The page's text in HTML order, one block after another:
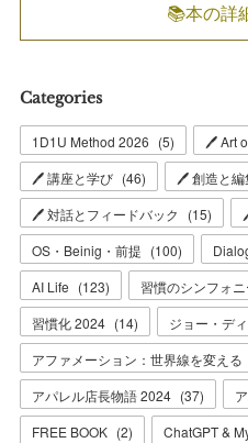
📚本の詳
Categories
1D1U Method 2026 (5) 🖊 Art
🖊 講座と学び (46) 🖊 創造と編
🖊 対話とフィードバック
(15)
OS・Beinig・前提 (100)
AI Life (123) 習慣のシンフォ
習慣化 2024 (14) ジョー・デ
アファメーション：世界線を変える
アパレル店長物語 2024 (37)
FREE BOOK (2) ChatGPT &